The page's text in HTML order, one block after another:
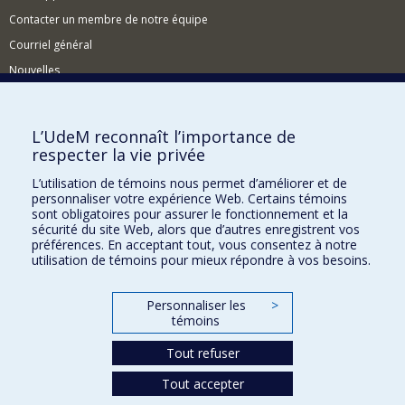
gouvernance mondiale
" a été publié par l'équipe en 2024.
Avant de me joindre à l’Université de Montréal en 2025, j’ai été
professeur au département de science politique de McGill pendant
dix-sept ans, notamment comme directeur duCentre for International
Peace and Security StudiesetJames McGill Professor. Je suis lauréat de
nationaux tels que le prix Hedley Bull (ECPR) et le prix en Relations
internationales (CPSA).
Contacter un membre de notre équipe
Courriel général
Nouvelles
Comment soutenir le CÉRIUM?
BESOIN D'AIDE?
Plan du site
Signaler une erreur
Accessibilité
FACULTÉ DES ARTS ET DES SCIENCES
Nos départements et écoles
L’UdeM reconnaît l’importance de
respecter la vie privée
L’utilisation de témoins nous permet d’améliorer et de
personnaliser votre expérience Web. Certains témoins
sont obligatoires pour assurer le fonctionnement et la
sécurité du site Web, alors que d’autres enregistrent vos
préférences. En acceptant tout, vous consentez à notre
utilisation de témoins pour mieux répondre à vos besoins.
Personnaliser les
témoins
>
Tout refuser
Tout accepter